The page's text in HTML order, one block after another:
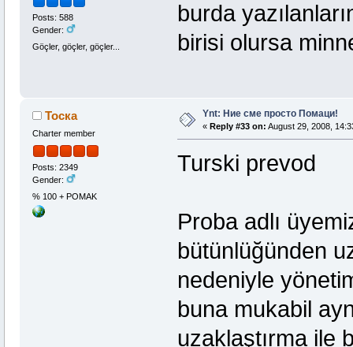
Posts: 588
Gender:
Göçler, göçler, göçler...
burda
birisi olursa
Тоска
Charter member
Posts: 2349
Gender:
% 100 + POMAK
Ynt: Ние сме просто Помаци!
« Reply #33 on: August 29, 2008,
Turski prevod
Proba adlı
bütünlüğünden
nedeniyle
buna mukabil
uzaklaştırma ile